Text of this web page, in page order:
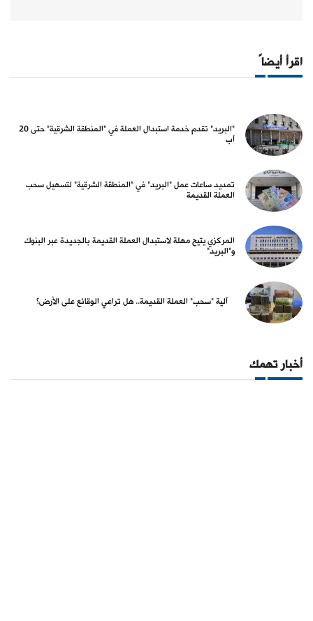
اقرأ أيضاً
"البريد" تقدم خدمة استبدال العملة في "المنطقة الشرقية" حتى 20
آب
تمديد ساعات عمل "البريد" في "المنطقة الشرقية" لتسهيل سحب
العملة القديمة
المركزي يتيح مهلة لاستبدال العملة القديمة بالجديدة عبر البنوك
و"البريد"
آلية "سحب" العملة القديمة.. هل تراعي الوقائع على الأرض؟
أخبار تهمك